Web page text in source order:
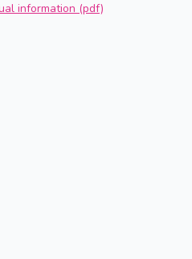
information (pdf)